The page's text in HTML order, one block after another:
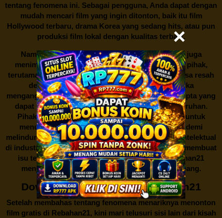
tentang fenomena ini. Sebagai pengguna, Anda dapat dengan
mudah mencari film yang ingin ditonton, baik itu film
Hollywood terbaru, drama Korea yang sedang hits, atau pun
produksi film lokal dengan kualitas terbaik.
Namun, seperti halnya cerita manis,Rebahan21juga
menimbulkan kontroversi di industri film. Banyak pihak,
terutama produsen film dan pemilik hak cipta, merasa resah
dengan maraknya situs-situs seperti ini. Mereka
menganggapnya sebagai bentuk pelanggaran hak cipta yang
dapat merugikan industri perfilman secara keseluruhan.
Pihak berwenang pun turut terlibat dalam upaya untuk
menutup situs-situs ilegal semacam Rebahan21 demi
melindungi keberlangsungan bisnis dan kekayaan intelektual
di industri hiburan. Konflik kepentingan inilah yang membuat
isu tentang menonton film secara gratis diRebahan21
menjadi perbincangan seru yang terus berkembang.
Download Film Gratis di Rebahan21
Setelah membahas tentang fenomena menariknya menonton
film gratis di Rebahan21, kini mari telusuri sisi lain dari kisah